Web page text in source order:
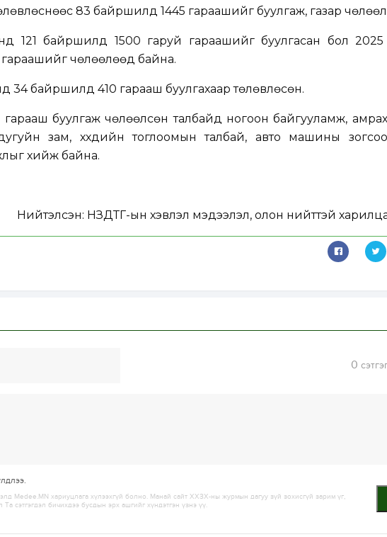
83 байршилд 1445 гараашийг буулгаж, газар
121 байршилд 1500 гаруй гараашийг буулгасан бол
чөлөөлөөд байна.
34 байршилд 410 гарааш буулгахаар төлөвлөсөн.
буулгаж чөлөөлсөн талбайд ногоон байгууламж,
зам, хүүхдийн тоглоомын талбай, авто машины
хийж байна.
Нийтэлсэн: НЗДТГ-ын хэвлэл мэдээлэл, олон нийттэй
0
Medee.MN хариуцлага хүлээхгүй болно. Манай сайт ХХЗХ-ны журмын дагуу зүй зохисгүй зарим үг,
Та сэтгэгдэл бичихдээ бусдын эрх ашгийг хүндэтгэн үзнэ үү.